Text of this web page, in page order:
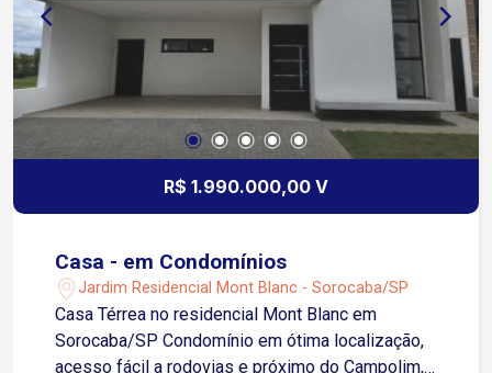
R$ 1.990.000,00 V
Casa - em Condomínios
Jardim Residencial Mont Blanc - Sorocaba/SP
Casa Térrea no residencial Mont Blanc em
Sorocaba/SP Condomínio em ótima localização,
acesso fácil a rodovias e próximo do Campolim,